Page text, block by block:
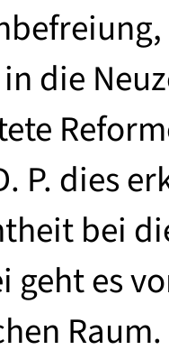
die
P. dies
bei
geht es